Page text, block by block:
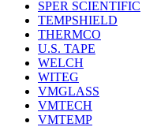
SPER SCIENTIFIC
TEMPSHIELD
THERMCO
U.S. TAPE
WELCH
WITEG
VMGLASS
VMTECH
VMTEMP